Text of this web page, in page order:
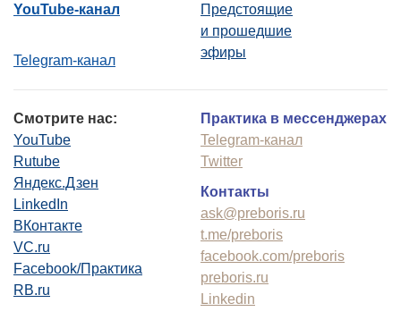
YouTube-канал
Telegram-канал
Предстоящие
и прошедшие
эфиры
Смотрите нас:
YouTube
Rutube
Яндекс.Дзен
LinkedIn
ВКонтакте
VC.ru
Facebook/Практика
RB.ru
Практика в мессенджерах
Telegram-канал
Twitter
Контакты
ask@preboris.ru
t.me/preboris
facebook.com/preboris
preboris.ru
Linkedin